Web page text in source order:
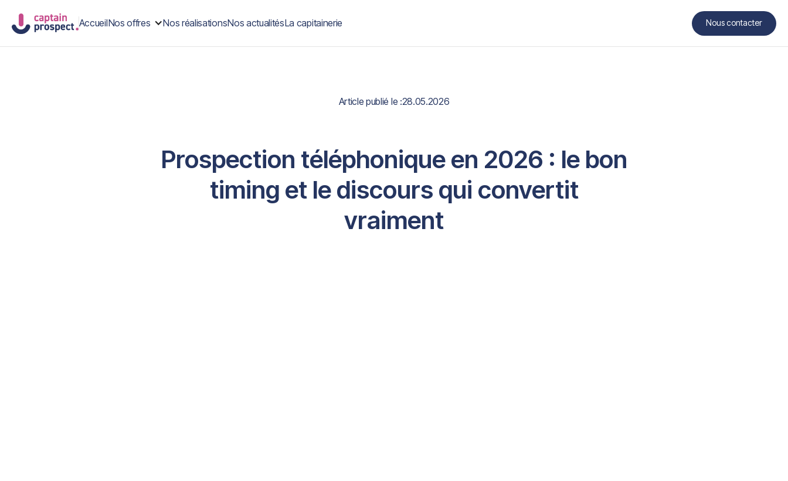
AccueilNos offres Nos réalisationsNos actualitésLa capitainerie
Nous contacter
Contact
Article publié le :28.05.2026
Prospection téléphonique en 2026 : le bon
timing et le discours qui convertit
vraiment